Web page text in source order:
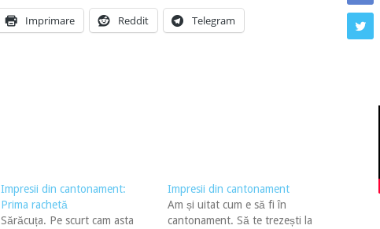
Imprimare Reddit Telegram
Impresii din cantonament:
Prima rachetă
Sărăcuța. Pe scurt cam asta
Impresii din cantonament
Am și uitat cum e să fi în
cantonament. Să te trezești la